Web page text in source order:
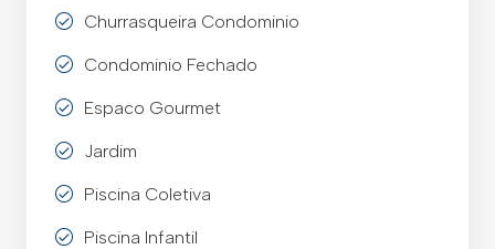
Churrasqueira Condominio
Condominio Fechado
Espaco Gourmet
Jardim
Piscina Coletiva
Piscina Infantil